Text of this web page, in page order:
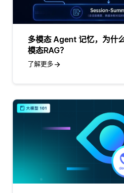
多模态 Agent 记忆，为什
模态RAG？
了解更多